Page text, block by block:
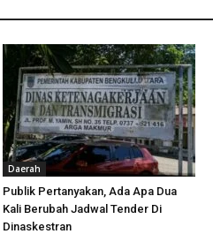
Daerah
Publik Pertanyakan, Ada Apa Dua
Kali Berubah Jadwal Tender Di
Dinaskestran